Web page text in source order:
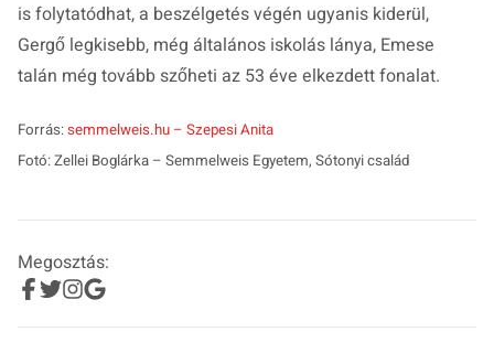
is folytatódhat, a beszélgetés végén ugyanis kiderül,
Gergő legkisebb, még általános iskolás lánya, Emese
talán még tovább szőheti az 53 éve elkezdett fonalat.
Forrás:semmelweis.hu – Szepesi Anita
Fotó: Zellei Boglárka – Semmelweis Egyetem, Sótonyi család
Megosztás: